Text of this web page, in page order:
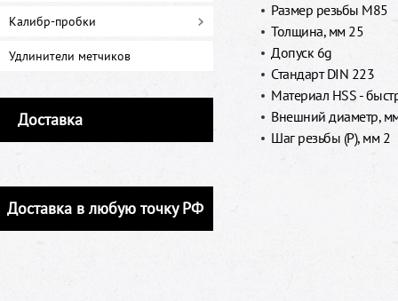
Калибр-пробки
Удлинители метчиков
Доставка
Доставка в любую точку РФ
Размер резьбы M85
Толщина, мм 25
Допуск 6g
Стандарт DIN 223
Материал HSS -
Внешний диаметр,
Шаг резьбы (P), мм 2